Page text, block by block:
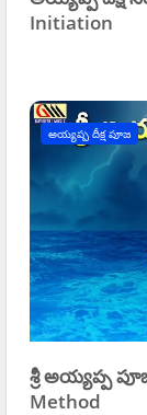
Initiation
అయ్యప్ప దీక్ష పూజ
శ్రీ అయ్యప్ప
Method